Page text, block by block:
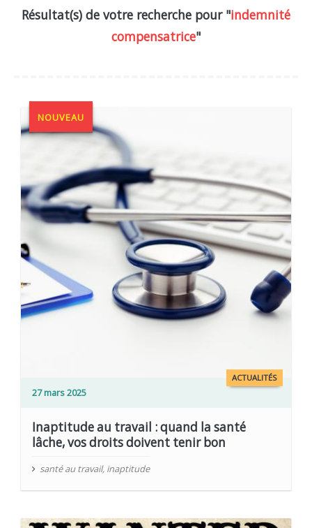
Résultat(s) de votre recherche pour "indemnité
compensatrice"
NOUVEAU
ACTUALITÉS
27 mars 2025
Inaptitude au travail : quand la santé
lâche, vos droits doivent tenir bon
santé au travail, inaptitude